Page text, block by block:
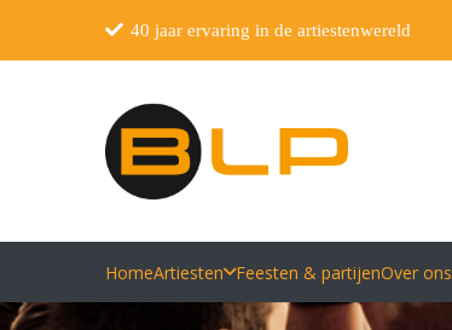
40 jaar ervaring in de artiestenwereld
HomeArtiesten Feesten & partijenOver ons